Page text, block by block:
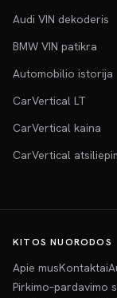
Audi VIN dekoderis
BMW VIN patikra
Automobilio istorija
CarVertical LT
CarVertical kaina
CarVertical
KITOS NUORODOS
Apie musKontaktai
Pirkimo–pardavimo